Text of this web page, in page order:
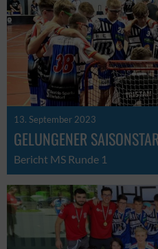
13. September 2023
GELUNGENER
Bericht MS Runde 1